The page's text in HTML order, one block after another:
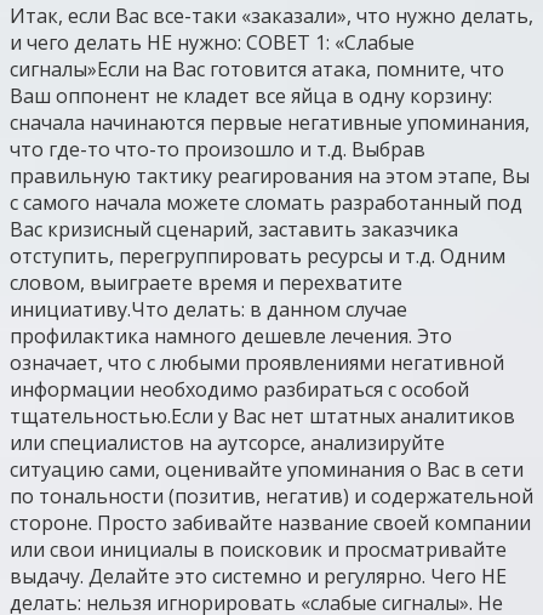
Итак, если Вас все-таки «заказали», что нужно делать,
и чего делать НЕ нужно: СОВЕТ 1: «Слабые
сигналы»Если на Вас готовится атака, помните, что
Ваш оппонент не кладет все яйца в одну корзину:
сначала начинаются первые негативные упоминания,
что где-то что-то произошло и т.д. Выбрав
правильную тактику реагирования на этом этапе, Вы
с самого начала можете сломать разработанный под
Вас кризисный сценарий, заставить заказчика
отступить, перегруппировать ресурсы и т.д. Одним
словом, выиграете время и перехватите
инициативу.Что делать: в данном случае
профилактика намного дешевле лечения. Это
означает, что с любыми проявлениями негативной
информации необходимо разбираться с особой
тщательностью.Если у Вас нет штатных аналитиков
или специалистов на аутсорсе, анализируйте
ситуацию сами, оценивайте упоминания о Вас в сети
по тональности (позитив, негатив) и содержательной
стороне. Просто забивайте название своей компании
или свои инициалы в поисковик и просматривайте
выдачу. Делайте это системно и регулярно. Чего НЕ
делать: нельзя игнорировать «слабые сигналы». Не